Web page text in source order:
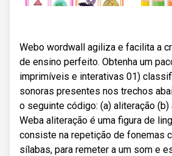
Webo wordwall agiliza e facilita a
de ensino perfeito. Obtenha um
imprimíveis e interativas 01)
sonoras presentes nos trechos
o seguinte código: (a) aliteração (b)
Weba aliteração é uma figura de
consiste na repetição de fonemas
sílabas, para remeter a um som e